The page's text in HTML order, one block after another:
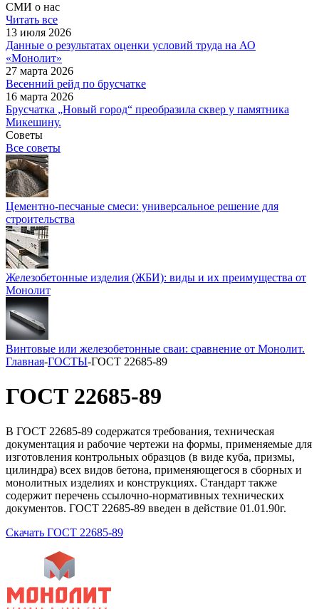
СМИ о нас
Читать все
13 июля 2026
Данные о результатах оценки условий труда на АО
«Монолит»
27 марта 2026
Весенний рейд по брусчатке
16 марта 2026
Брусчатка „Новый город“ преобразила сквер у памятника
Микешину.
Советы
Все советы
Цементно-песчаные смеси: универсальное решение для
строительства
Железобетонные изделия (ЖБИ): виды и их преимущества от
Монолит
Винтовые или железобетонные сваи: сравнение от Монолит.
Главная-ГОСТЫ-ГОСТ 22685-89
ГОСТ 22685-89
В ГОСТ 22685-89 содержатся требования, техническая
документация и рабочие чертежи на формы, применяемые для
изготовления контрольных образцов (в виде куба, призмы,
цилиндра) всех видов бетона, применяющегося в сборных и
монолитных изделиях и конструкциях. Стандарт также
содержит перечень ссылочно-нормативных технических
документов. ГОСТ 22685-89 введен в действие 01.01.90г.
Скачать ГОСТ 22685-89